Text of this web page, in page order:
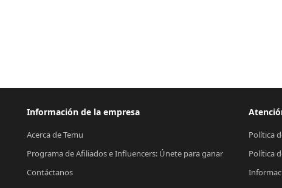
Información de la empresa
Acerca de Temu
Programa de Afiliados e Influencers: Únete para ganar
Contáctanos
Política
Política